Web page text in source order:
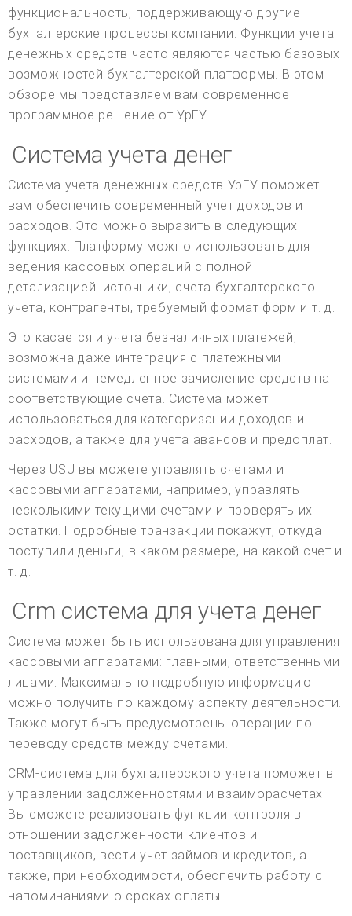
функциональность, поддерживающую другие
бухгалтерские процессы компании. Функции учета
денежных средств часто являются частью базовых
возможностей бухгалтерской платформы. В этом
обзоре мы представляем вам современное
программное решение от УрГУ.
Система учета денег
Система учета денежных средств УрГУ поможет
вам обеспечить современный учет доходов и
расходов. Это можно выразить в следующих
функциях. Платформу можно использовать для
ведения кассовых операций с полной
детализацией: источники, счета бухгалтерского
учета, контрагенты, требуемый формат форм и т. д.
Это касается и учета безналичных платежей,
возможна даже интеграция с платежными
системами и немедленное зачисление средств на
соответствующие счета. Система может
использоваться для категоризации доходов и
расходов, а также для учета авансов и предоплат.
Через USU вы можете управлять счетами и
кассовыми аппаратами, например, управлять
несколькими текущими счетами и проверять их
остатки. Подробные транзакции покажут, откуда
поступили деньги, в каком размере, на какой счет и
т. д.
Crm система для учета денег
Система может быть использована для управления
кассовыми аппаратами: главными, ответственными
лицами. Максимально подробную информацию
можно получить по каждому аспекту деятельности.
Также могут быть предусмотрены операции по
переводу средств между счетами.
CRM-система для бухгалтерского учета поможет в
управлении задолженностями и взаиморасчетах.
Вы сможете реализовать функции контроля в
отношении задолженности клиентов и
поставщиков, вести учет займов и кредитов, а
также, при необходимости, обеспечить работу с
напоминаниями о сроках оплаты.